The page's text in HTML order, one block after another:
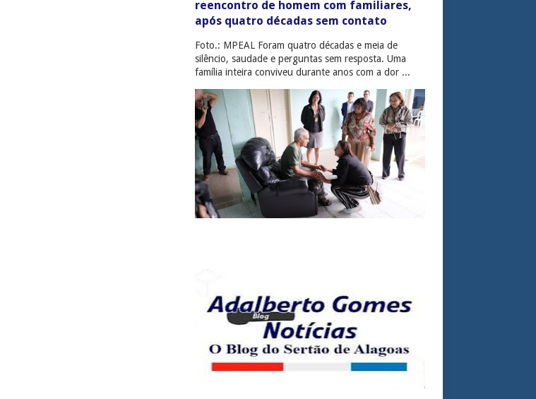
reencontro de homem com familiares,
após quatro décadas sem contato
Foto.: MPEAL Foram quatro décadas e meia de
silêncio, saudade e perguntas sem resposta. Uma
família inteira conviveu durante anos com a dor ...